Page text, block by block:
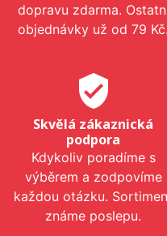
dopravu zdarma.
objednávky už od 79 Kč.
verified_user
Skvělá zákaznická
podpora
Kdykoliv poradíme s
výběrem a zodpovíme
každou otázku.
známe poslepu.